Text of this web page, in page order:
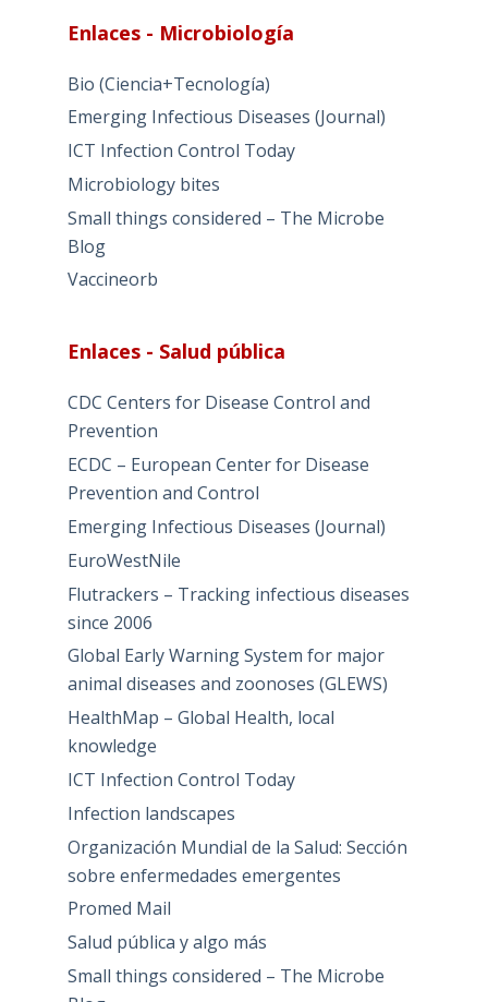
Enlaces - Microbiología
Bio (Ciencia+Tecnología)
Emerging Infectious Diseases (Journal)
ICT Infection Control Today
Microbiology bites
Small things considered – The Microbe
Blog
Vaccineorb
Enlaces - Salud pública
CDC Centers for Disease Control and
Prevention
ECDC – European Center for Disease
Prevention and Control
Emerging Infectious Diseases (Journal)
EuroWestNile
Flutrackers – Tracking infectious diseases
since 2006
Global Early Warning System for major
animal diseases and zoonoses (GLEWS)
HealthMap – Global Health, local
knowledge
ICT Infection Control Today
Infection landscapes
Organización Mundial de la Salud: Sección
sobre enfermedades emergentes
Promed Mail
Salud pública y algo más
Small things considered – The Microbe